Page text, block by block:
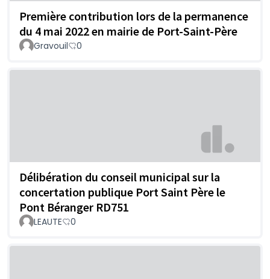
Première contribution lors de la permanence
du 4 mai 2022 en mairie de Port-Saint-Père
Gravouil 0
Délibération du conseil municipal sur la
concertation publique Port Saint Père le
Pont Béranger RD751
LEAUTE 0